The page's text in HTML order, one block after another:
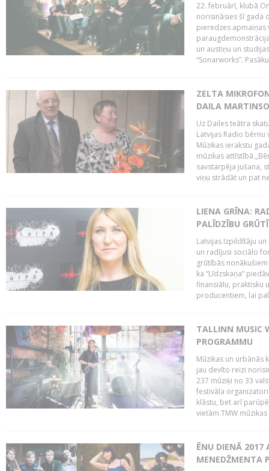
22. februārī, klubā
norisināsies šī gada
pieredzes apmaiņas
un austiņu un
“Sonarworks”.
ZELTA
DAILA
Uz Dailes teātra
Latvijas Radio
Mūzikas ierakstu
mūzikas
savstarpēja jušana,
viņu strādāt un pat
LIENA GRĪNA:
PALĪDZĪBU
Latvijas Izpildītāju
un radījusi sociālo
grūtībās
ka “Līdzskaņa”
finansiālu, praktisku
producentiem, lai
TALLINN MUSIC
PROGRAMMU
Mūzikas un urbānās
jau devīto reizi
237 mūziķi no 33
festivāla
klāstu, bet arī
vietām.TMW
ĒNU DIENĀ 2017
MENEDŽMENTA